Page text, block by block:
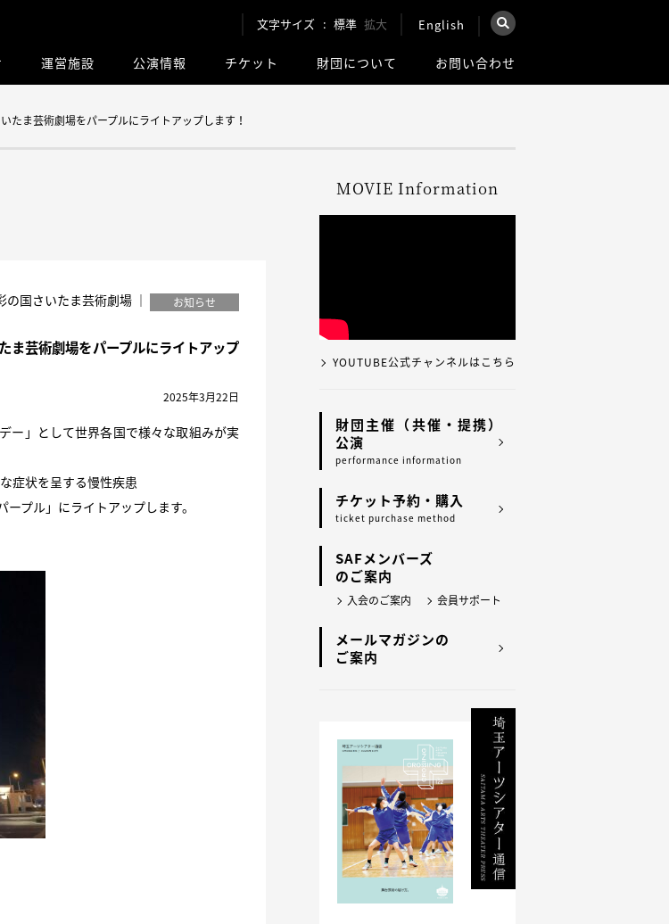
文字サイズ 標準 拡大 English
×
このサイト内を検索
運営施設 公演情報 チケット 財団について お問い合わせ
たま芸術劇場をパープルにライトアップします！
の国さいたま芸術劇場 ｜ お知らせ
ま芸術劇場をパープルにライトアップ
2025年3月22日
ー」として世界各国で様々な取組みが実
症状を呈する慢性疾患
プル」にライトアップします。
MOVIE Information
YOUTUBE公式チャンネルはこちら
財団主催（共催・提携）
公演
performance information
チケット予約・購入
ticket purchase method
SAFメンバーズ
のご案内
入会のご案内 会員サポート
メールマガジンの
ご案内